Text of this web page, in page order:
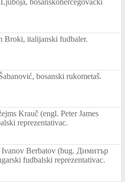
bosanskohercegovački
Broki, italijanski fudbaler.
bosanski rukometaš.
Krauč (engl. Peter James
reprezentativac.
Berbatov (bug. Димитър
fudbalski reprezentativac.